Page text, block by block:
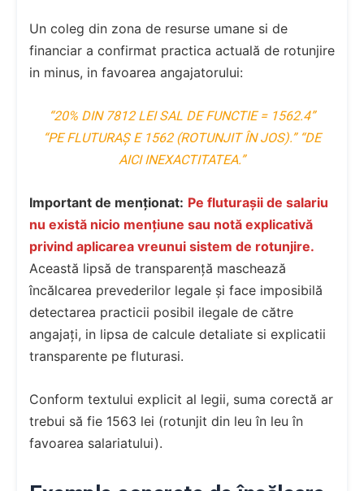
Un coleg din zona de resurse umane si de
financiar a confirmat practica actuală de rotunjire
in minus, in favoarea angajatorului:
“20% DIN 7812 LEI SAL DE FUNCTIE = 1562.4”
“PE FLUTURAȘ E 1562 (ROTUNJIT ÎN JOS).” “DE
AICI INEXACTITATEA.”
Important de menționat: Pe fluturașii de salariu
nu există nicio mențiune sau notă explicativă
privind aplicarea vreunui sistem de rotunjire.
Această lipsă de transparență maschează
încălcarea prevederilor legale și face imposibilă
detectarea practicii posibil ilegale de către
angajați, in lipsa de calcule detaliate si explicatii
transparente pe fluturasi.
Conform textului explicit al legii, suma corectă ar
trebui să fie 1563 lei (rotunjit din leu în leu în
favoarea salariatului).